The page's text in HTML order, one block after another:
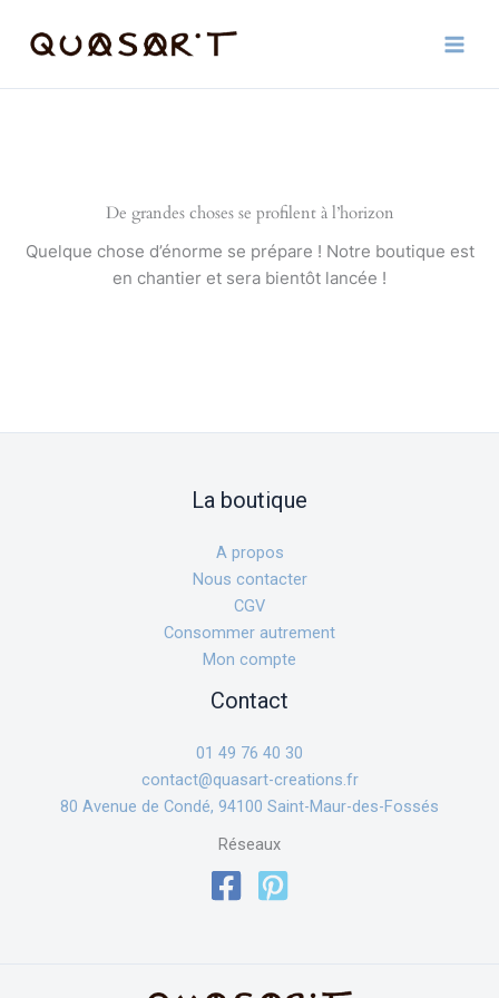
De grandes choses se profilent à l’horizon
Quelque chose d’énorme se prépare ! Notre boutique est
en chantier et sera bientôt lancée !
La boutique
A propos
Nous contacter
CGV
Consommer autrement
Mon compte
Contact
01 49 76 40 30
contact@quasart-creations.fr
80 Avenue de Condé, 94100 Saint-Maur-des-Fossés
Réseaux